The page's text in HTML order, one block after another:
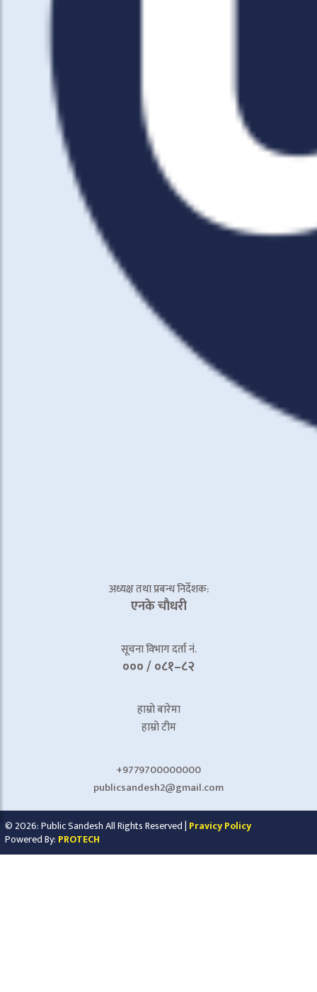
अध्यक्ष तथा प्रबन्ध निर्देशक:
एनके चाैधरी
सूचना विभाग दर्ता नं.
००० / ०८१–८२
हाम्रो बारेमा
हाम्रो टीम
+9779700000000
publicsandesh2@gmail.com
© 2026: Public Sandesh All Rights Reserved | Pravicy Policy
Powered By: PROTECH